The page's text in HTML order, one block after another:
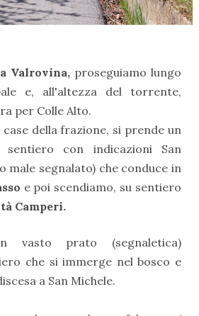
Valrovina, proseguiamo lungo
e, all'altezza del torrente,
per Colle Alto.
della frazione, si prende un
con indicazioni San
male segnalato) che conduce in
e poi scendiamo, su sentiero
Camperi.
vasto prato (segnaletica)
che si immerge nel bosco e
a San Michele.